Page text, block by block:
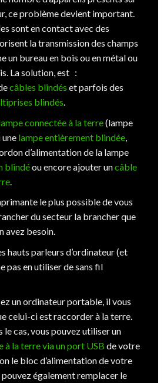
ce problème devient important.
sont en contact avec des
la transmission des champs
un bureau en bois ou en métal ou
La solution, est :
câbles blindés et parfois des
blindés.
connectée à la terre(lampe
une lampe entièrement blindée,
d’alimentation de la lampe
blindéou encore ajouter uncâble
.
le plus possible de vous
du secteur la brancher que
avez besoin.
hauts parleurs d’ordinateur (et
pas en utiliser de sans fil
un ordinateur portable, il vous
celui-ci est raccorder à la terre.
le cas, vous pouvez utiliser un
à la terre via un port USB de votre
le bloc d’alimentation de votre
également remplacer le